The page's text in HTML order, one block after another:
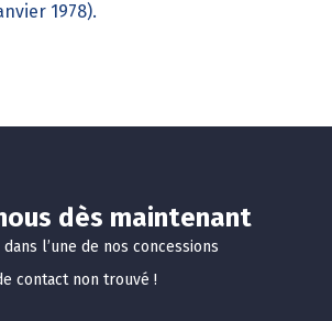
1978).
dès maintenant
l’une de nos concessions
contact non trouvé !